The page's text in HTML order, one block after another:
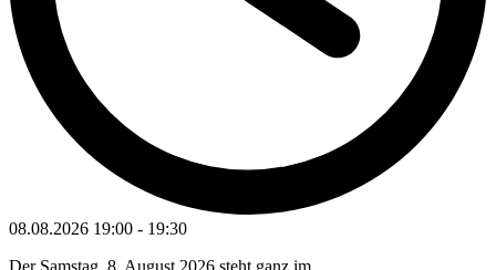
08.08.2026 19:00 - 19:30
Der Samstag, 8. August 2026 steht ganz im...